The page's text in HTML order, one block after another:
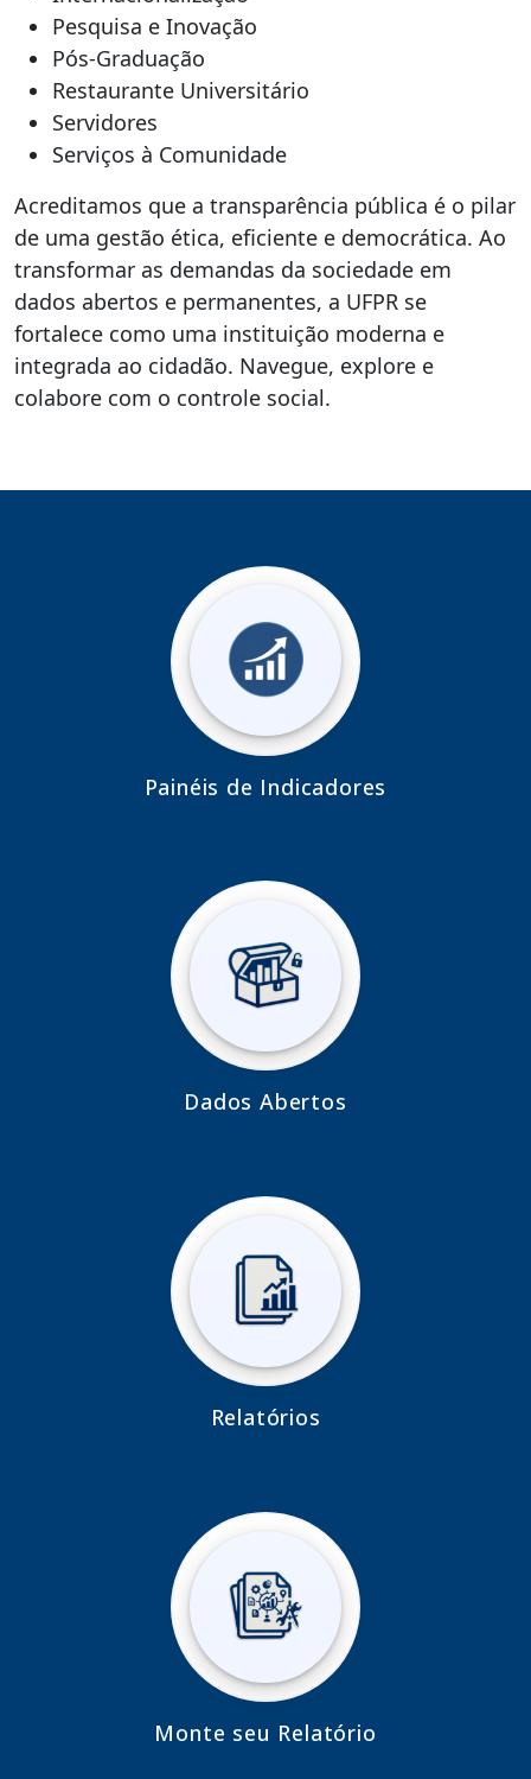
Pesquisa e Inovação
Pós-Graduação
Restaurante Universitário
Servidores
Serviços à Comunidade
Acreditamos que a transparência pública é o pilar
de uma gestão ética, eficiente e democrática. Ao
transformar as demandas da sociedade em
dados abertos e permanentes, a UFPR se
fortalece como uma instituição moderna e
integrada ao cidadão. Navegue, explore e
colabore com o controle social.
Painéis de Indicadores
Dados Abertos
Relatórios
Monte seu Relatório